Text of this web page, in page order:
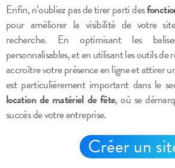
Enfin, n’oubliez pas de tirer parti des
pour améliorer la visibilité de votre
recherche. En optimisant les
personnalisables, et en utilisant les outils de
accroître votre présence en ligne et attirer
est particulièrement important dans le
location de matériel de fête, où se
succès de votre entreprise.
Créer un